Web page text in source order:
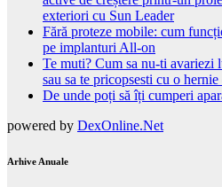
exteriori cu Sun Leader
Fără proteze mobile: cum
pe implanturi All-on
Te muti? Cum sa nu-ti avariezi
sau sa te pricopsesti cu o hernie
De unde poți să îți cumperi
powered by DexOnline.Net
Arhive Anuale